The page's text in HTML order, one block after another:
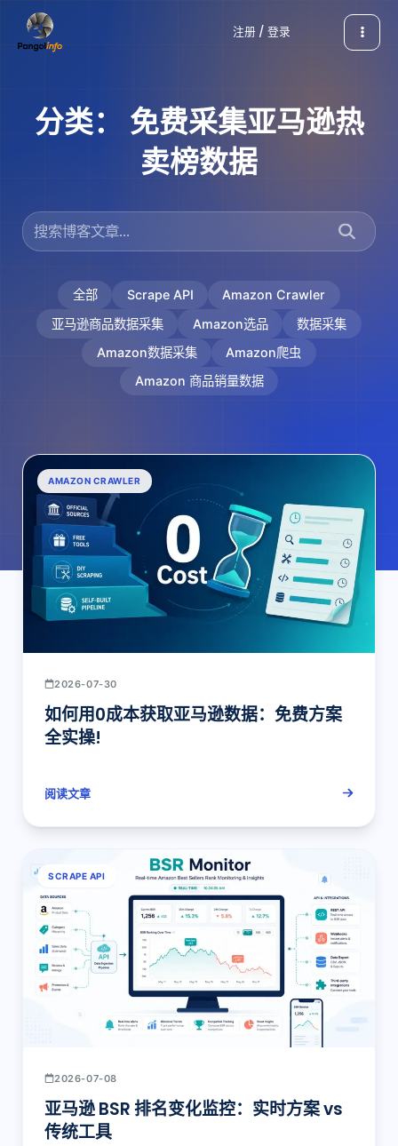
注册 / 登录
分类： 免费采集亚马逊热
卖榜数据
全部 Scrape API
Amazon Crawler
亚马逊商品数据采集
Amazon选品
数据采集
Amazon数据采集
Amazon爬虫
Amazon 商品销量数据
AMAZON CRAWLER
2026-07-30
如何用0成本获取亚马逊数据：免费方案
全实操!
阅读文章
SCRAPE API
2026-07-08
亚马逊 BSR 排名变化监控：实时方案 vs
传统工具